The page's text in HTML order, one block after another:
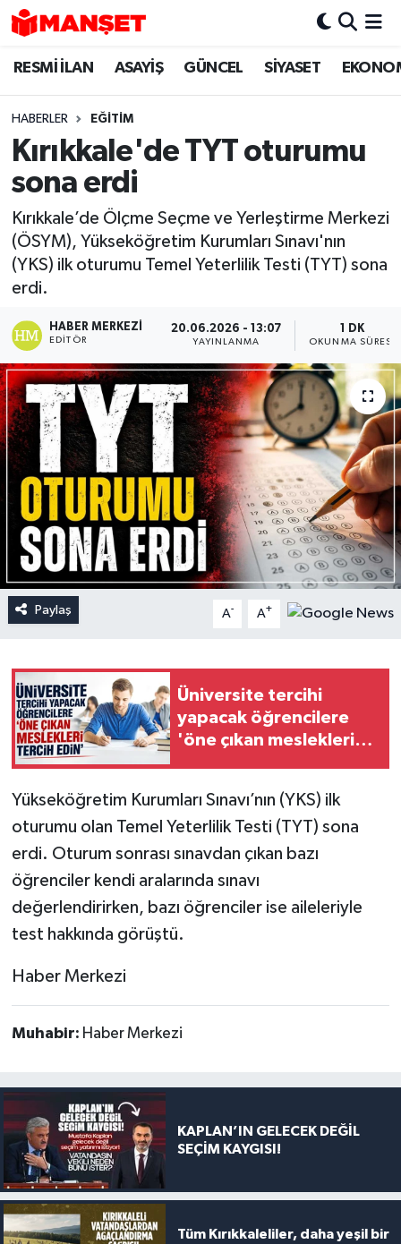
RESMİ İLAN ASAYİŞ GÜNCEL SİYASET
HABERLER EĞİTİM
Kırıkkale'de TYT oturumu
sona erdi
Kırıkkale’de Ölçme Seçme ve Yerleştirme Merkezi
(ÖSYM), Yükseköğretim Kurumları Sınavı'nın
(YKS) ilk oturumu Temel Yeterlilik Testi (TYT) sona
erdi.
HABER MERKEZI
EDITÖR
20.06.2026 - 13:07
YAYINLANMA
1 DK
OKUNMA SÜRESI
Paylaş A- A+
Üniversite tercihi
yapacak öğrencilere
'öne çıkan meslekleri
Yükseköğretim Kurumları Sınavı’nın (YKS) ilk
oturumu olan Temel Yeterlilik Testi (TYT) sona
erdi. Oturum sonrası sınavdan çıkan bazı
öğrenciler kendi aralarında sınavı
değerlendirirken, bazı öğrenciler ise aileleriyle
test hakkında görüştü.
Haber Merkezi
Muhabir: Haber Merkezi
KAPLAN’IN GELECEK DEĞİL
SEÇİM KAYGISI!
Tüm Kırıkkaleliler, daha yeşil bir
Hava Durumu
Trafik Durumu
Süper Lig Puan Durumu ve Fikstür
Tüm Manşetler
Son Dakika Haberleri